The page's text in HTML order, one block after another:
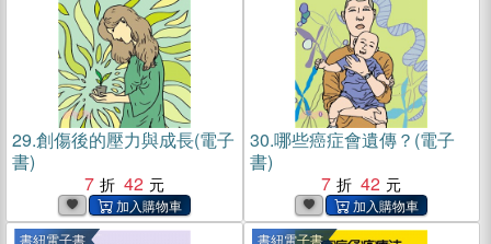
29.創傷後的壓力與成長(電子
書)
7
42
30.哪些癌症會遺傳？(電子
書)
7
42
書紐電子書 書紐電子書